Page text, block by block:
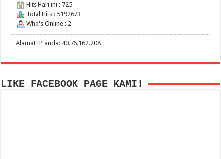
Hits Hari ini : 725
Total Hits : 5192673
Who's Online : 2
Alamat IP anda: 40.76.162.208
LIKE FACEBOOK PAGE KAMI!